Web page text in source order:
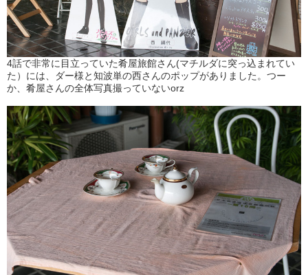
4話で非常に目立っていた肴屋旅館さん(マチルダに突っ込まれてい
た）には、ダー様と知波単の西さんのポップがありました。つー
か、肴屋さんの全体写真撮っていないorz